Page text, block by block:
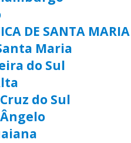
DE SANTA MARIA
Maria
do Sul
do Sul